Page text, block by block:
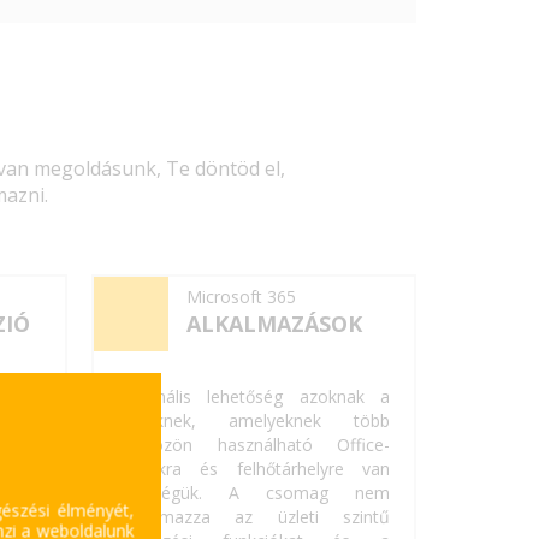
megoldásunk, Te döntöd el,
a
Microsoft 365
ALKALMAZÁSOK
Optimális lehetőség azoknak a
cégeknek, amelyeknek több
eszközön használható Office-
appokra és felhőtárhelyre van
szükségük. A csomag nem
tartalmazza az üzleti szintű
élményét,
a weboldalunk